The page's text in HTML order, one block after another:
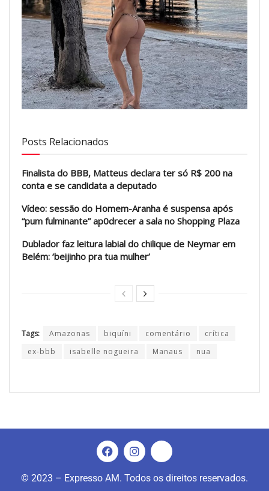
Posts Relacionados
Finalista do BBB, Matteus declara ter só R$ 200 na
conta e se candidata a deputado
Vídeo: sessão do Homem-Aranha é suspensa após
“pum fulminante” ap0drecer a sala no Shopping Plaza
Dublador faz leitura labial do chilique de Neymar em
Belém: ‘beijinho pra tua mulher’
Tags: Amazonas biquíni comentário
crítica
ex-bbb
isabelle nogueira Manaus nua
© 2023 – Expresso AM. Todos os direitos reservados.